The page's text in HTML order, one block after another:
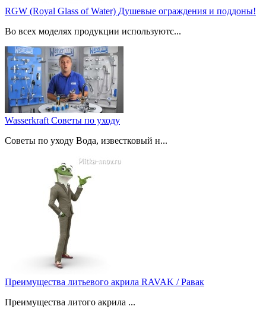
RGW (Royal Glass of Water) Душевые ограждения и поддоны!
Во всех моделях продукции используютс...
Wasserkraft Советы по уходу
Советы по уходу Вода, известковый н...
Преимущества литьевого акрила RAVAK / Равак
Преимущества литого акрила ...